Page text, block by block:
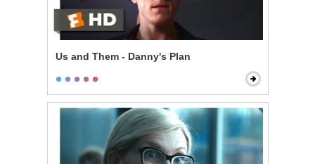
Us and Them - Danny's Plan